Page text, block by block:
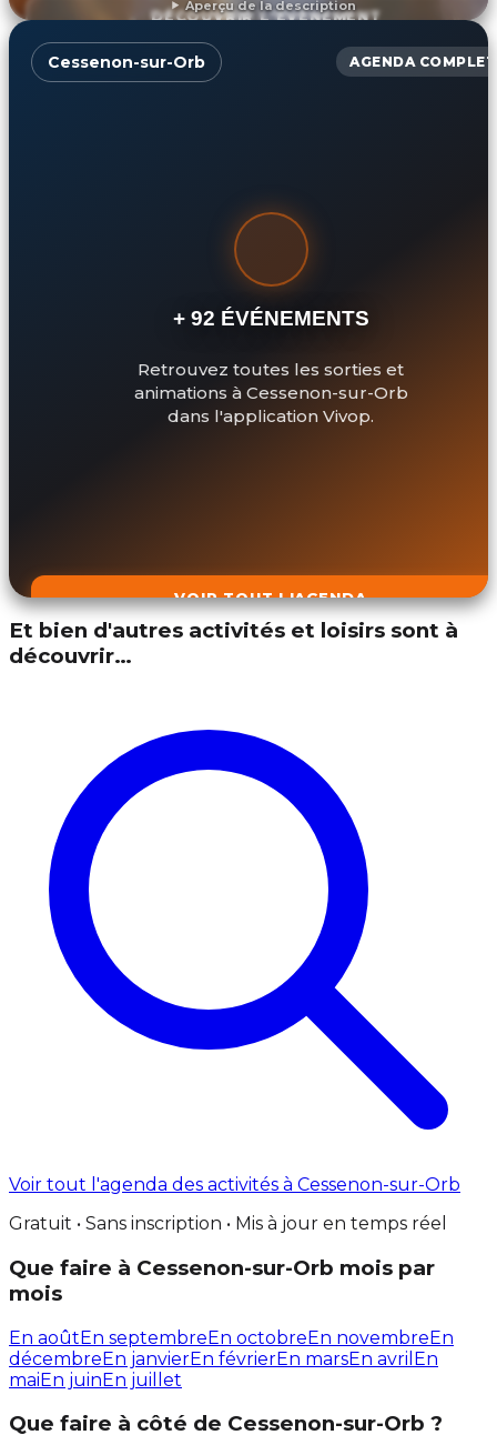
Aperçu de la description
DÉCOUVRIR L'ÉVÉNEMENT
Cessenon-sur-Orb AGENDA COMPLET
+ 92 ÉVÉNEMENTS
Retrouvez toutes les sorties et
animations à Cessenon-sur-Orb
dans l'application Vivop.
VOIR TOUT L'AGENDA
Et bien d'autres activités et loisirs sont à
découvrir…
Voir tout l'agenda des activités à Cessenon-sur-Orb
Gratuit • Sans inscription • Mis à jour en temps réel
Que faire à Cessenon-sur-Orb mois par
mois
En aoûtEn septembreEn octobreEn novembreEn
décembreEn janvierEn févrierEn marsEn avril En
maiEn juinEn juillet
Que faire à côté de Cessenon-sur-Orb ?